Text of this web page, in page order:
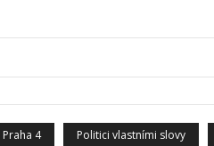
Praha 4 Politici vlastními slovy